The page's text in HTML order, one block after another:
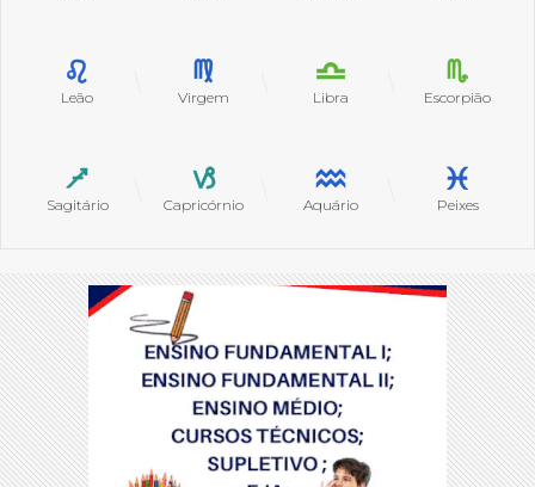
Leão Virgem Libra Escorpião
Sagitário Capricórnio Aquário Peixes